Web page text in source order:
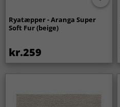
Ryatæpper - Aranga Super
Soft Fur (beige)
kr.259